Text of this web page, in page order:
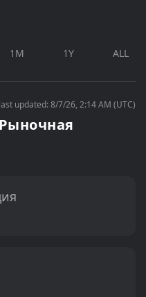
1M 1Y ALL
updated: 8/7/26, 2:14 AM (UTC)